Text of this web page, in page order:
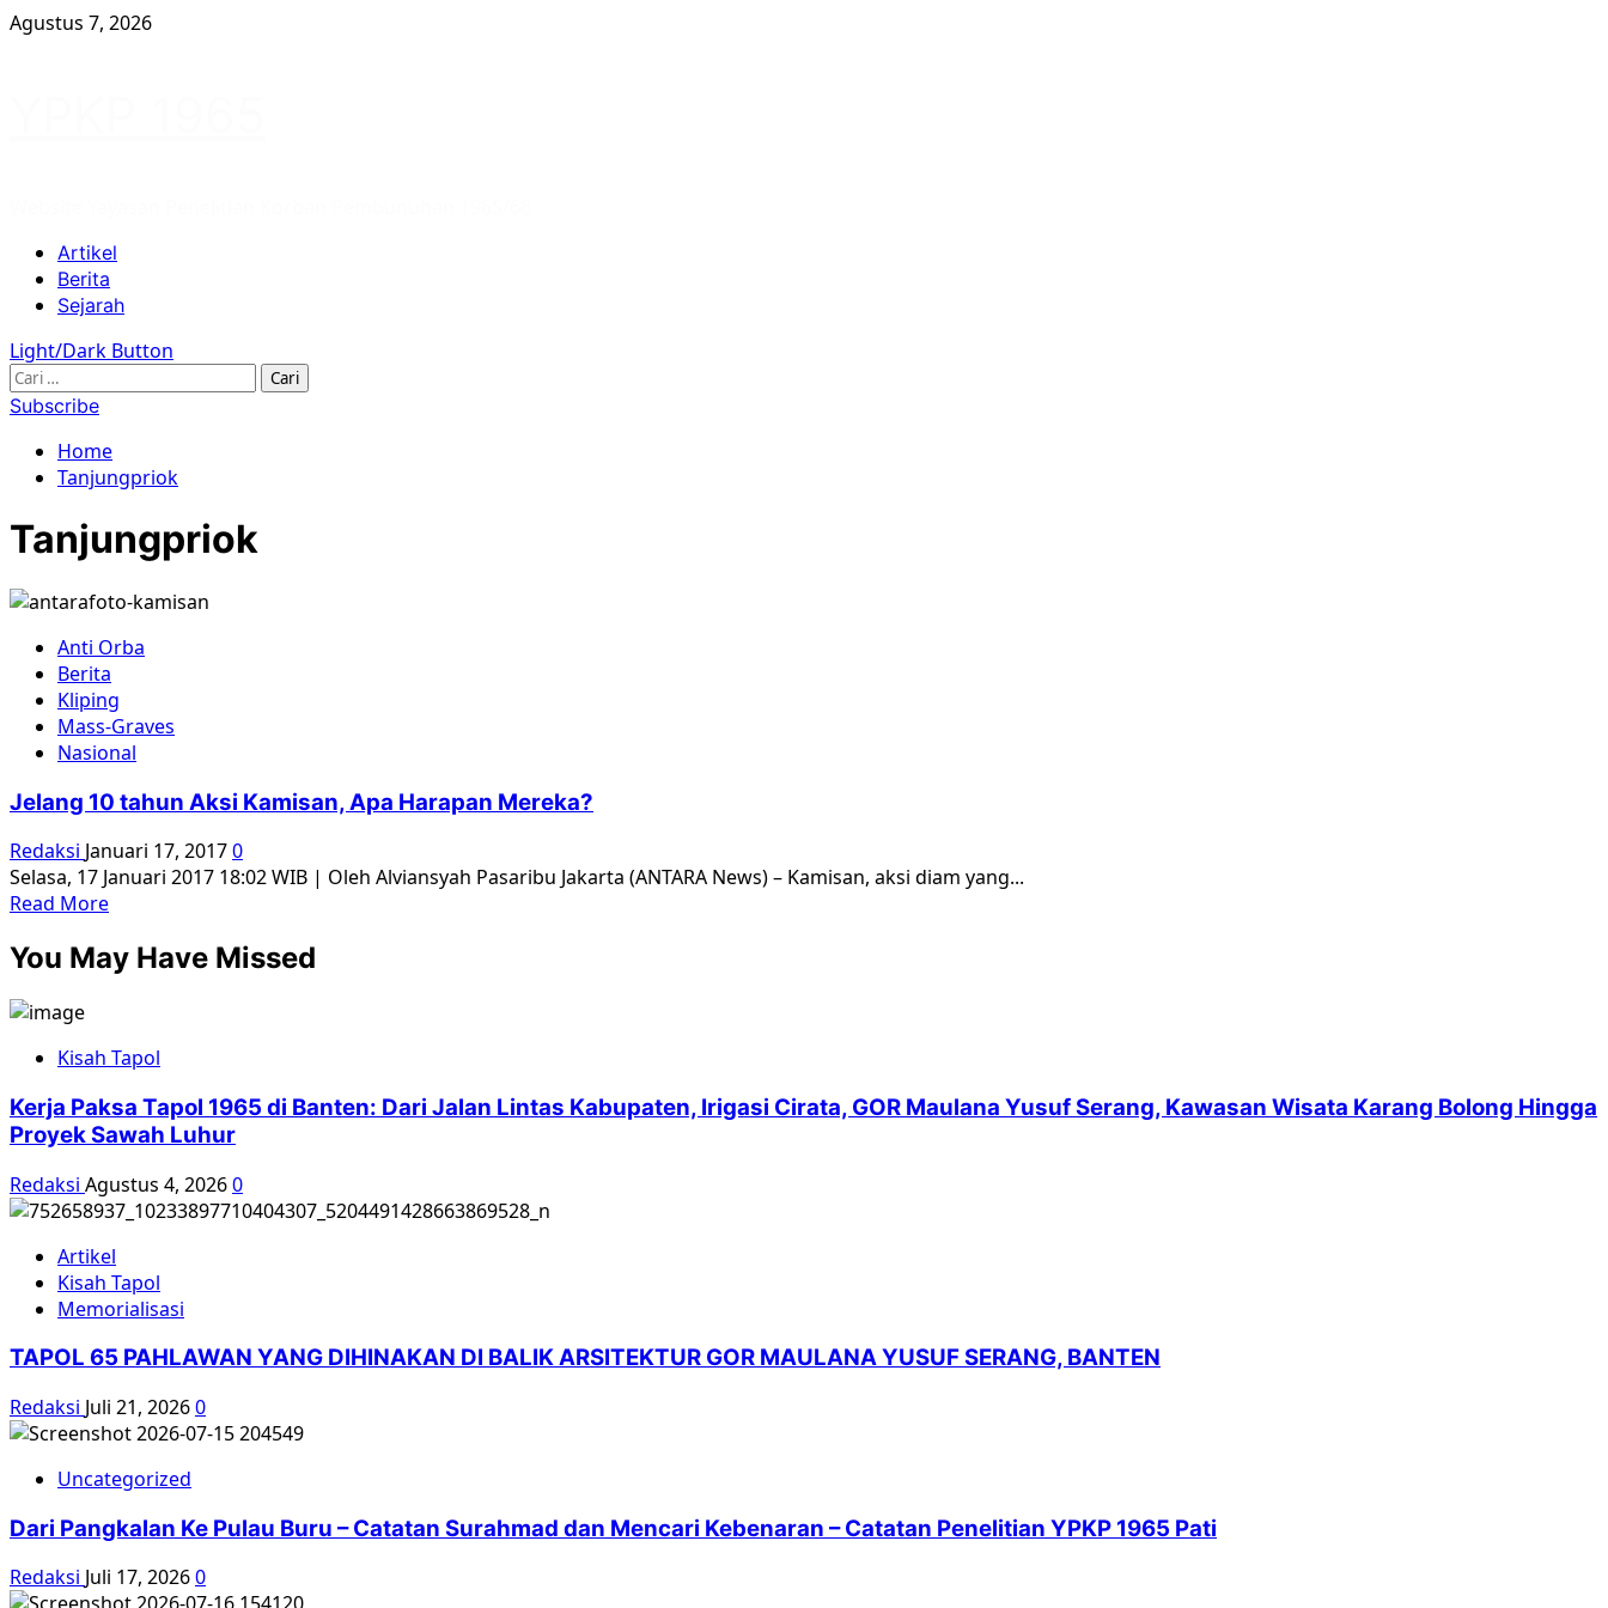
Skip
Agustus 7, 2026
Primary
Menu
Artikel
Berita
Sejarah
Light/Dark Button
Cari
untuk:
Subscribe
Home
Tanjungpriok
Tanjungpriok
Anti Orba
Berita
Kliping
Mass-Graves
Nasional
Jelang 10 tahun Aksi Kamisan, Apa Harapan Mereka?
Redaksi Januari 17, 20170
Selasa, 17 Januari 2017 18:02 WIB | Oleh Alviansyah Pasaribu Jakarta (ANTARA News) – Kamisan, aksi diam yang...
Read MoreRead
about
Jelang
Aksi
Apa
Harapan
You May Have Missed
Kisah Tapol
Kerja Paksa Tapol 1965 di Banten: Dari Jalan Lintas Kabupaten, Irigasi Cirata, GOR Maulana Yusuf Serang, Kawasan Wisata Karang Bolong Hingga
Proyek Sawah Luhur
Redaksi Agustus 4, 20260
Artikel
Kisah Tapol
Memorialisasi
TAPOL 65 PAHLAWAN YANG DIHINAKAN DI BALIK ARSITEKTUR GOR MAULANA YUSUF SERANG, BANTEN
Redaksi Juli 21, 20260
Uncategorized
Dari Pangkalan Ke Pulau Buru – Catatan Surahmad dan Mencari Kebenaran – Catatan Penelitian YPKP 1965 Pati
Redaksi Juli 17, 20260